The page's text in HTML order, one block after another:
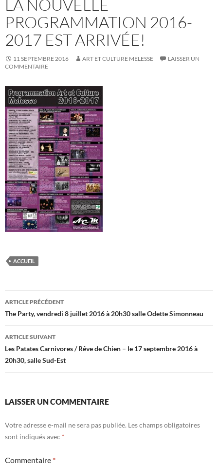
LA NOUVELLE
PROGRAMMATION 2016-
2017 EST ARRIVÉE!
11 SEPTEMBRE 2016 ART ET CULTURE MELESSE
LAISSER UN
COMMENTAIRE
ACCUEIL
Navigation
des
articles
ARTICLE PRÉCÉDENT
The Party, vendredi 8 juillet 2016 à 20h30 salle Odette Simonneau
ARTICLE SUIVANT
Les Patates Carnivores / Rêve de Chien – le 17 septembre 2016 à
20h30, salle Sud-Est
LAISSER UN COMMENTAIRE
Votre adresse e-mail ne sera pas publiée. Les champs obligatoires
sont indiqués avec *
Commentaire *